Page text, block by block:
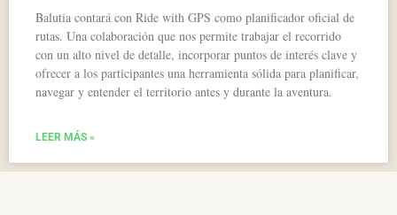
Balutia contará con Ride with GPS como planificador oficial de
rutas. Una colaboración que nos permite trabajar el recorrido
con un alto nivel de detalle, incorporar puntos de interés clave y
ofrecer a los participantes una herramienta sólida para planificar,
navegar y entender el territorio antes y durante la aventura.
LEER MÁS »